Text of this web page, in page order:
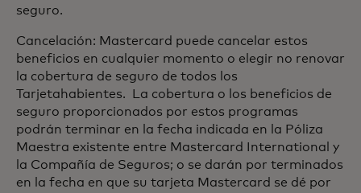
seguro.
Cancelación: Mastercard puede cancelar estos
beneficios en cualquier momento o elegir no renovar
la cobertura de seguro de todos los
Tarjetahabientes. La cobertura o los beneficios de
seguro proporcionados por estos programas
podrán terminar en la fecha indicada en la Póliza
Maestra existente entre Mastercard International y
la Compañía de Seguros; o se darán por terminados
en la fecha en que su tarjeta Mastercard se dé por